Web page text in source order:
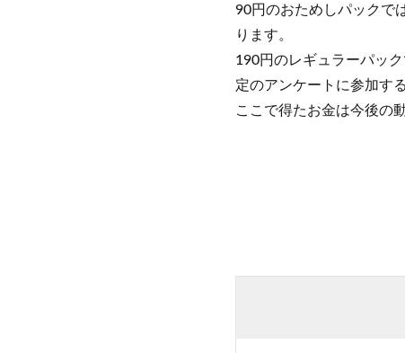
90円のおためしパックで
ります。
190円のレギュラーパッ
定のアンケートに参加す
ここで得たお金は今後の